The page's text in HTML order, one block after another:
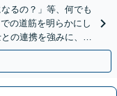
るの？」等、何でも
の道筋を明らかにし
の連携を強みに、ご
個室】